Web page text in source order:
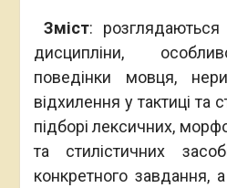
Зміст: розглядаються
дисципліни,
поведінки мовця,
відхилення у тактиці та
підборі лексичних,
та стилістичних
конкретного завдання, а